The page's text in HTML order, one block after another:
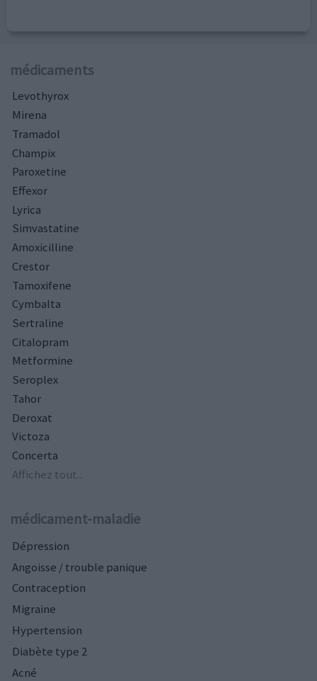
médicaments
Levothyrox
Mirena
Tramadol
Champix
Paroxetine
Effexor
Lyrica
Simvastatine
Amoxicilline
Crestor
Tamoxifene
Cymbalta
Sertraline
Citalopram
Metformine
Seroplex
Tahor
Deroxat
Victoza
Concerta
Affichez tout...
médicament-maladie
Dépression
Angoisse / trouble panique
Contraception
Migraine
Hypertension
Diabète type 2
Acné